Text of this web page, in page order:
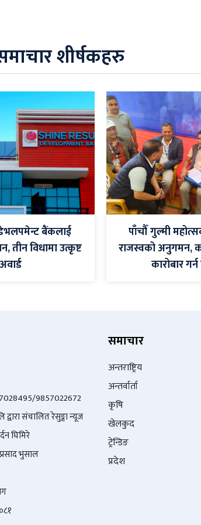
शीर्षकहरु
बैंकलाई
तीन विधामा उत्कृष्ट
अवार्ड
पाँचौँ गुल्मी
राजस्वको अनुगमन,
कारोबार
9857022672
संचालित रेसुङ्गा न्यूज
घिमिरे
भुसाल
समाचार
अन्तराष्ट्रिय
अन्तर्वार्ता
कृषि
खेलकुद
ट्रेन्डिङ
प्रदेश